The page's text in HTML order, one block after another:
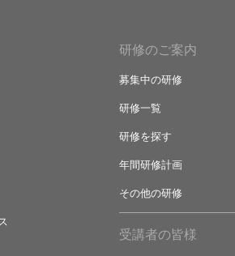
研修のご案内
募集中の研修
研修一覧
研修を探す
年間研修計画
その他の研修
受講者の皆様